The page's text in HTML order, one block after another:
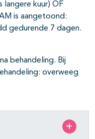
langere kuur) OF
is aangetoond:
gedurende 7 dagen.
behandeling. Bij
overweeg